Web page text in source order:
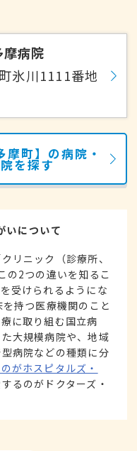
病院
氷川1111番地
摩町】の病院・
を探す
いについて
リニック（診療所、
の2つの違いを知るこ
受けられるようにな
持つ医療機関のこと
に取り組む国立病
大規模病院や、地域
病院などの種類に分
がホスピタルズ・
るのがドクターズ・